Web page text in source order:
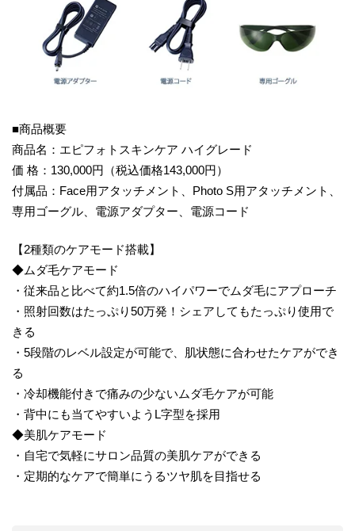
■商品概要
商品名：エピフォトスキンケア ハイグレード
価 格：130,000円（税込価格143,000円）
付属品：Face用アタッチメント、Photo S用アタッチメント、
専用ゴーグル、電源アダプター、電源コード
【2種類のケアモード搭載】
◆ムダ毛ケアモード
・従来品と比べて約1.5倍のハイパワーでムダ毛にアプローチ
・照射回数はたっぷり50万発！シェアしてもたっぷり使用で
きる
・5段階のレベル設定が可能で、肌状態に合わせたケアができ
る
・冷却機能付きで痛みの少ないムダ毛ケアが可能
・背中にも当てやすいようL字型を採用
◆美肌ケアモード
・自宅で気軽にサロン品質の美肌ケアができる
・定期的なケアで簡単にうるツヤ肌を目指せる